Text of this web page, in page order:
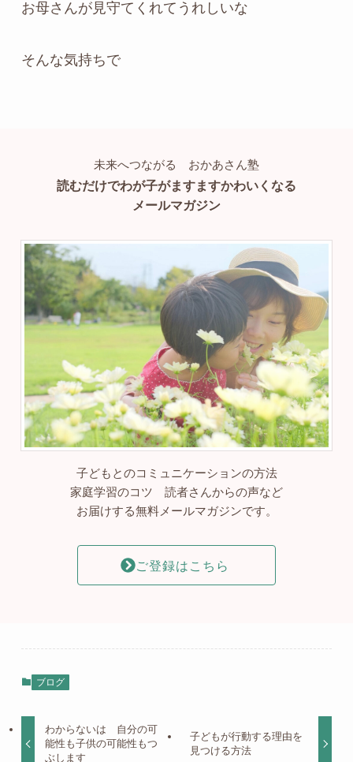
お母さんが見守てくれてうれしいな
そんな気持ちで
未来へつながる おかあさん塾
読むだけでわが子がますますかわいくなる
メールマガジン
子どもとのコミュニケーションの方法
家庭学習のコツ 読者さんからの声など
お届けする無料メールマガジンです。
ご登録はこちら
ブログ
わからないは 自分の可
能性も子供の可能性もつ
ぶします
子どもが行動する理由を
見つける方法